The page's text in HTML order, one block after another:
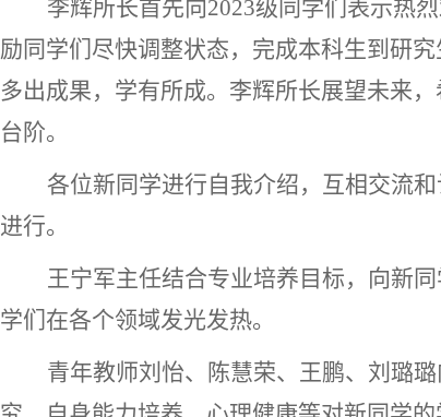
李辉所长首先向2023级同学们表示热
励同学们尽快调整状态，完成本科生到研
多出成果，学有所成。李辉所长展望未来
台阶。
各位新同学进行自我介绍，互相交流
进行。
王宁军主任结合专业培养目标，向新
学们在各个领域发光发热。
青年教师刘怡、陈慧荣、王鹏、刘璐